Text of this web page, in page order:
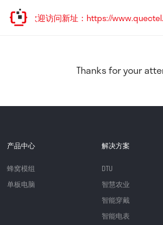
移，欢迎访问新址：https://
Thanks for your
产品中心
蜂窝模组
单板电脑
解决方案
DTU
智慧农业
智能穿戴
智能电表